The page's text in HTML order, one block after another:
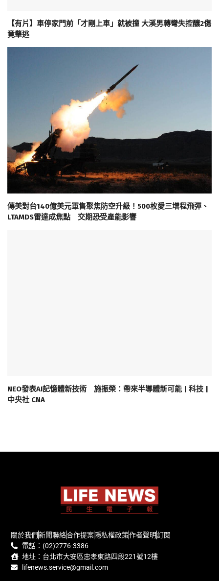
【有片】車停家門前「才剛上車」就被撞 大溪男轉彎失控釀2傷
竟肇逃
傳美對台140億美元軍售聚焦防空升級！500枚愛三增程飛彈、
LTAMDS雷達成焦點 交期恐受產能影響
NEO發表AI記憶體新技術 施振榮：帶來半導體新可能 | 科技 |
中央社 CNA
關於我們新聞聯絡合作提案隱私權政策作者聲明訂閱
電話：(02)2776-3386
地址：台北市大安區忠孝東路四段221號12樓
lifenews.service@gmail.com